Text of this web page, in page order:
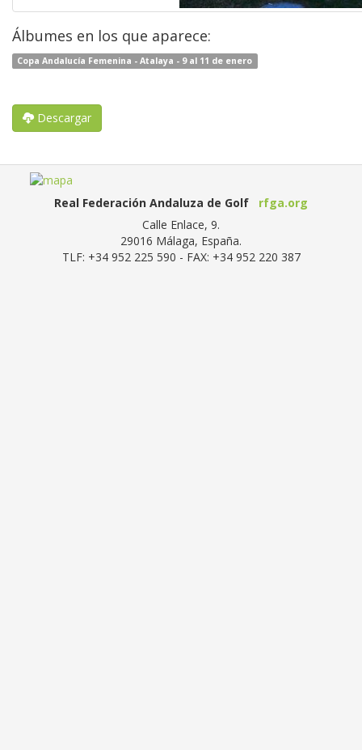
Álbumes en los que aparece:
Copa Andalucía Femenina - Atalaya - 9 al 11 de enero
Descargar
Real Federación Andaluza de Golf
rfga.org
Calle Enlace, 9.
29016 Málaga, España.
TLF: +34 952 225 590 - FAX: +34 952 220 387